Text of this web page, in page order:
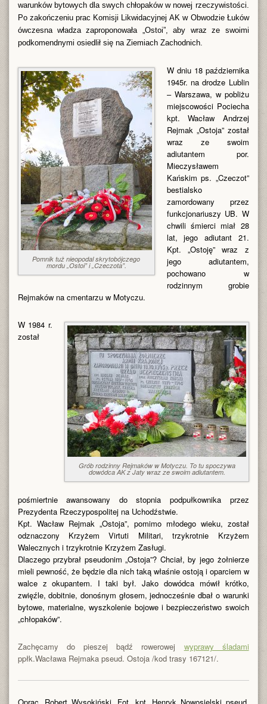
warunków bytowych dla swych chłopaków w nowej rzeczywistości.
Po zakończeniu prac Komisji Likwidacyjnej AK w Obwodzie Łuków
ówczesna władza zaproponowała „Ostoi”, aby wraz ze swoimi
podkomendnymi osiedlił się na Ziemiach Zachodnich.
Pomnik tuż nieopodal skrytobójczego
mordu „Ostoi” i „Czeczota”.
W dniu 18 października
1945r. na drodze Lublin
– Warszawa, w pobliżu
miejscowości Pociecha
kpt. Wacław Andrzej
Rejmak „Ostoja” został
wraz ze swoim
adiutantem por.
Mieczysławem
Kańskim ps. „Czeczot”
bestialsko
zamordowany przez
funkcjonariuszy UB. W
chwili śmierci miał 28
lat, jego adiutant 21.
Kpt. „Ostoję” wraz z
jego adiutantem,
pochowano w
rodzinnym grobie
Rejmaków na cmentarzu w Motyczu.
Grób rodzinny Rejmaków w Motyczu. To tu spoczywa
dowódca AK z Jaty wraz ze swoim adiutantem.
W 1984 r.
został
pośmiertnie awansowany do stopnia podpułkownika przez
Prezydenta Rzeczypospolitej na Uchodźstwie.
Kpt. Wacław Rejmak „Ostoja”, pomimo młodego wieku, został
odznaczony Krzyżem Virtuti Militari, trzykrotnie Krzyżem
Walecznych i trzykrotnie Krzyżem Zasługi.
Dlaczego przybrał pseudonim „Ostoja”? Chciał, by jego żołnierze
mieli pewność, że będzie dla nich taką właśnie ostoją i oparciem w
walce z okupantem. I taki był. Jako dowódca mówił krótko,
zwięźle, dobitnie, donośnym głosem, jednocześnie dbał o warunki
bytowe, materialne, wyszkolenie bojowe i bezpieczeństwo swoich
„chłopaków”.
Zachęcamy do pieszej bądź rowerowej wyprawy śladami
ppłk.Wacława Rejmaka pseud. Ostoja /kod trasy 167121/.